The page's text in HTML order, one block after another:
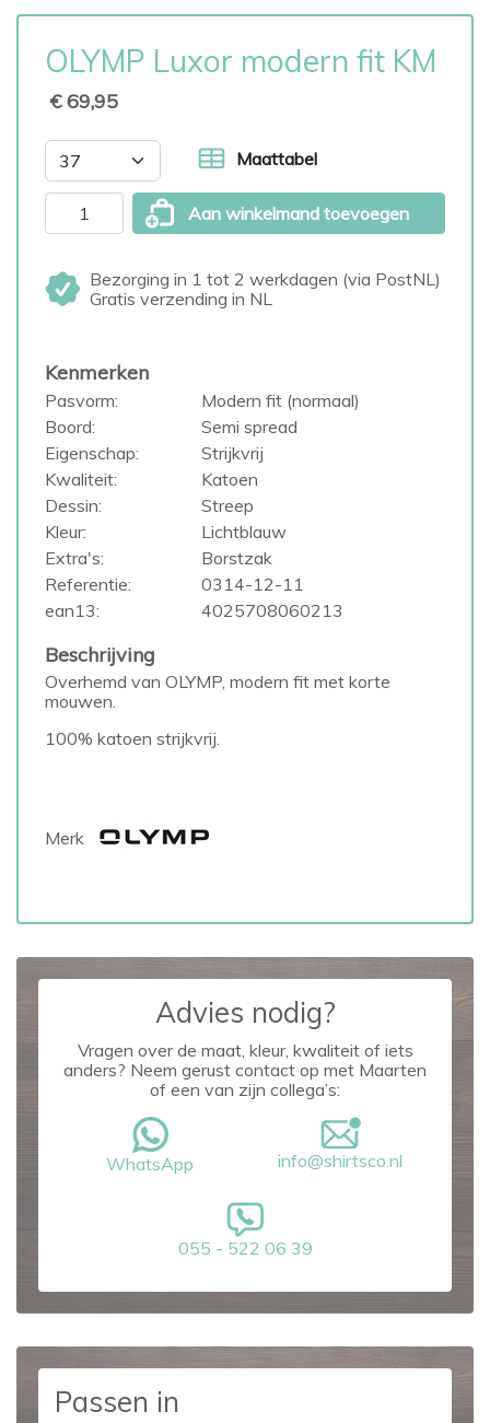
OLYMP Luxor modern fit KM
€ 69,95
Maattabel
Aan winkelmand toevoegen
Bezorging in 1 tot 2 werkdagen (via PostNL)
Gratis verzending in NL
Kenmerken
Pasvorm:
Modern fit (normaal)
Boord:
Semi spread
Eigenschap:
Strijkvrij
Kwaliteit:
Katoen
Dessin:
Streep
Kleur:
Lichtblauw
Extra's:
Borstzak
Referentie:
0314-12-11
ean13:
4025708060213
Beschrijving
Overhemd van OLYMP, modern fit met korte
mouwen.
100% katoen strijkvrij.
Merk
Advies nodig?
Vragen over de maat, kleur, kwaliteit of iets
anders? Neem gerust contact op met Maarten
of een van zijn collega’s:
WhatsApp info@shirtsco.nl
055 - 522 06 39
Passen in